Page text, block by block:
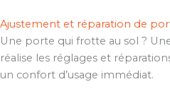
Ajustement et réparation de
Une porte qui frotte au sol ?
réalise les réglages et
un confort d’usage immédiat.